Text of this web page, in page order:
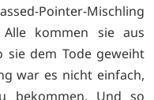
Pointer-Mischling
Alle kommen sie aus
sie dem Tode geweiht
war es nicht einfach,
bekommen. Und so